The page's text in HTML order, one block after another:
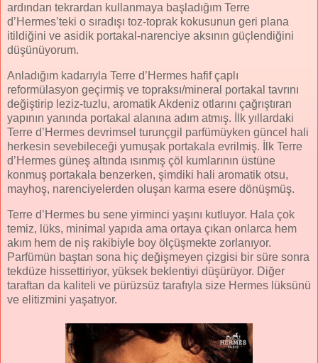
ardından tekrardan kullanmaya başladığım Terre
d’Hermes’teki o sıradışı toz-toprak kokusunun geri plana
itildiğini ve asidik portakal-narenciye aksının güçlendiğini
düşünüyorum.
Anladığım kadarıyla Terre d’Hermes hafif çaplı
reformülasyon geçirmiş ve topraksı/mineral portakal tavrını
değiştirip leziz-tuzlu, aromatik Akdeniz otlarını çağrıştıran
yapının yanında portakal alanına adım atmış. İlk yıllardaki
Terre d’Hermes devrimsel turunçgil parfümüyken güncel hali
herkesin sevebileceği yumuşak portakala evrilmiş. İlk Terre
d’Hermes güneş altında ısınmış çöl kumlarının üstüne
konmuş portakala benzerken, şimdiki hali aromatik otsu,
mayhoş, narenciyelerden oluşan karma esere dönüşmüş.
Terre d’Hermes bu sene yirminci yaşını kutluyor. Hala çok
temiz, lüks, minimal yapıda ama ortaya çıkan onlarca hem
akım hem de niş rakibiyle boy ölçüşmekte zorlanıyor.
Parfümün baştan sona hiç değişmeyen çizgisi bir süre sonra
tekdüze hissettiriyor, yüksek beklentiyi düşürüyor. Diğer
taraftan da kaliteli ve pürüzsüz tarafıyla size Hermes lüksünü
ve elitizmini yaşatıyor.